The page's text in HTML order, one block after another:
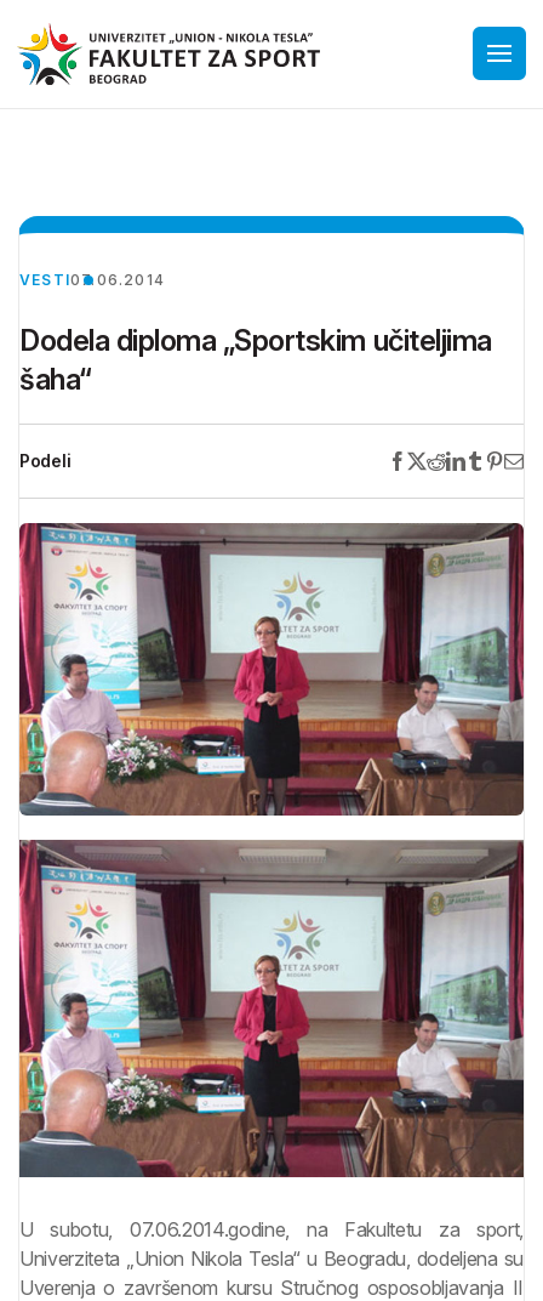
VESTI07.06.2014
Dodela diploma „Sportskim učiteljima
šaha“
Podeli
U subotu, 07.06.2014.godine, na Fakultetu za sport,
Univerziteta „Union Nikola Tesla“ u Beogradu, dodeljena su
Uverenja o završenom kursu Stručnog osposobljavanja II